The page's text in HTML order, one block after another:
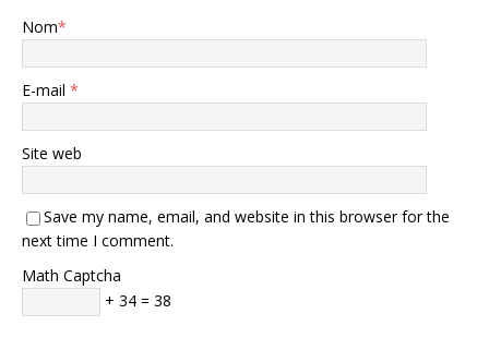
Nom*
E-mail *
Site web
Save my name, email, and website in this browser for the
next time I comment.
Math Captcha
+ 34 = 38